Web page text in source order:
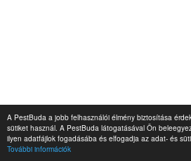
A PestBuda a jobb felhasználói élmény biztosítása
sütiket használ. A PestBuda látogatásával Ön
ilyen adatfájlok fogadásába és elfogadja az adat- és
További információk